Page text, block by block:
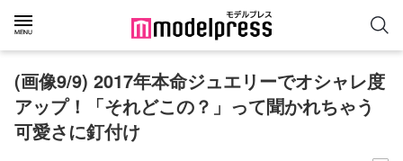
(画像9/9) 2017年本命ジュエリーでオシャレ度
アップ！「それどこの？」って聞かれちゃう
可愛さに釘付け